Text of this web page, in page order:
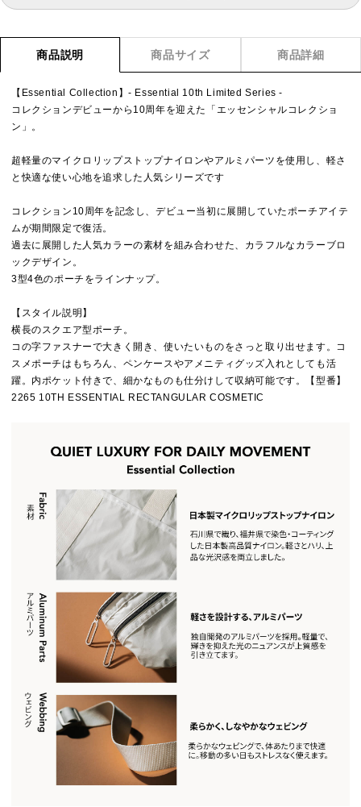
商品説明 商品サイズ 商品詳細
【Essential Collection】- Essential 10th Limited Series -
コレクションデビューから10周年を迎えた「エッセンシャルコレクショ
ン」。
超軽量のマイクロリップストップナイロンやアルミパーツを使用し、軽さ
と快適な使い心地を追求した人気シリーズです
コレクション10周年を記念し、デビュー当初に展開していたポーチアイテ
ムが期間限定で復活。
過去に展開した人気カラーの素材を組み合わせた、カラフルなカラーブロ
ックデザイン。
3型4色のポーチをラインナップ。
【スタイル説明】
横長のスクエア型ポーチ。
コの字ファスナーで大きく開き、使いたいものをさっと取り出せます。コ
スメポーチはもちろん、ペンケースやアメニティグッズ入れとしても活
躍。内ポケット付きで、細かなものも仕分けして収納可能です。【型番】
2265 10TH ESSENTIAL RECTANGULAR COSMETIC